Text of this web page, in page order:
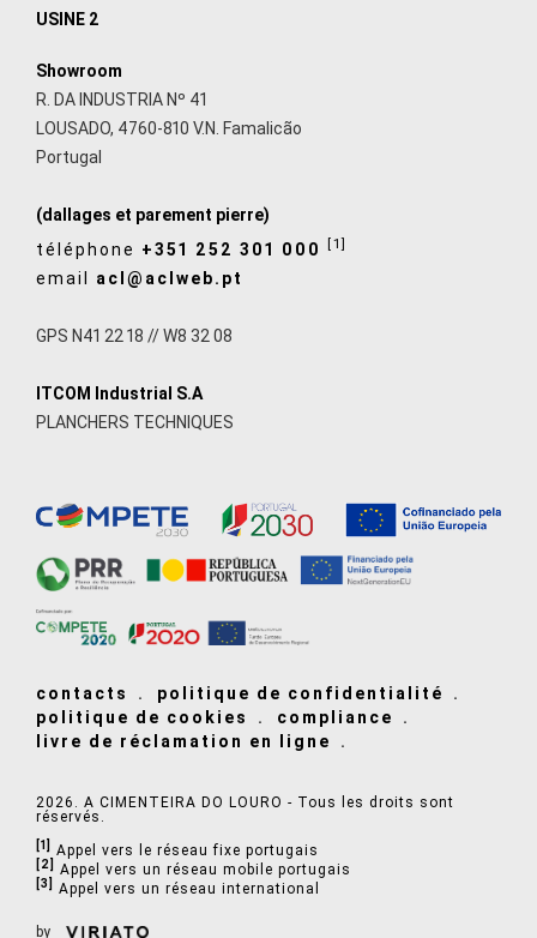
USINE 2
Showroom
R. DA INDUSTRIA Nº 41
LOUSADO, 4760-810 V.N. Famalicão
Portugal
(dallages et parement pierre)
téléphone +351 252 301 000 [1]
email acl@aclweb.pt
GPS N41 22 18 // W8 32 08
ITCOM Industrial S.A
PLANCHERS TECHNIQUES
contacts
politique de confidentialité
politique de cookies
compliance
livre de réclamation en ligne
2026. A CIMENTEIRA DO LOURO - Tous les droits sont
réservés.
[1] Appel vers le réseau fixe portugais
[2] Appel vers un réseau mobile portugais
[3] Appel vers un réseau international
by